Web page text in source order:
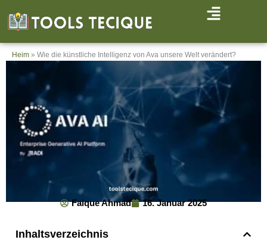
Inhalt
Heim » Wie die künstliche Intelligenz von Ava unsere Welt verändert?
Faique Ahmad 16. Januar 2025
Inhaltsverzeichnis